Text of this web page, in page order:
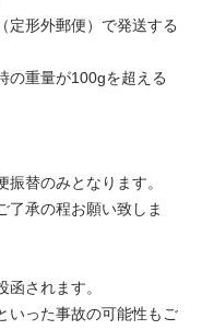
定形外郵便）で発送する
の重量が100gを超える
替のみとなります。
了承の程お願い致しま
されます。
いった事故の可能性もご